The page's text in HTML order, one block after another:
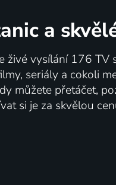
a
živé vysílání 176 TV
seriály a cokoli
můžete přetáčet,
si je za skvělou